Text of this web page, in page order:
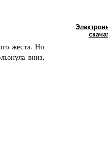
жеста. Но
вниз,